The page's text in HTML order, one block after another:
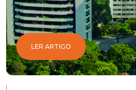
LER ARTIGO